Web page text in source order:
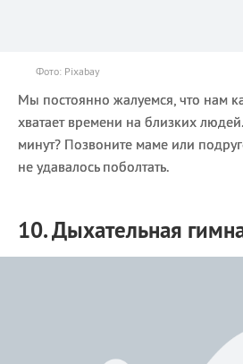
Фото: Pixabay
Мы постоянно жалуемся, что нам
хватает времени на близких
минут? Позвоните маме или
не удавалось поболтать.
10. Дыхательная